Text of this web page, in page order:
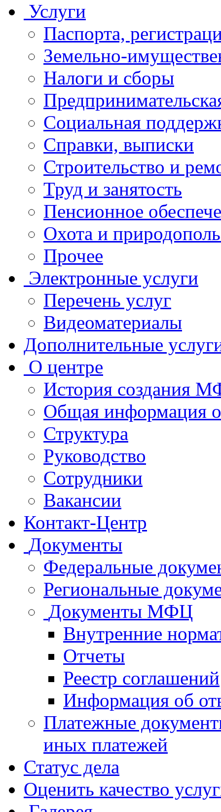
Услуги
Паспорта,
Земельно-
Налоги и сборы
Социальная
Справки, выписки
Строительство и
Труд и занятость
Пенсионное
Охота и
Прочее
Электронные услуги
Перечень услуг
Видеоматериалы
Дополнительные
О центре
История создания
Общая
Структура
Руководство
Сотрудники
Вакансии
Контакт-Центр
Документы
Федеральные
Региональные
Документы МФЦ
Внутренние
Отчеты
Реестр соглашений
Информация об
Платежные
иных платежей
Статус дела
Оценить качество